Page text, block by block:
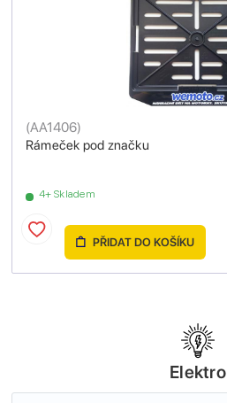
Rámeček pod značku
(AA1406)
4+ Skladem
PŘIDAT DO KOŠÍKU
Elektro